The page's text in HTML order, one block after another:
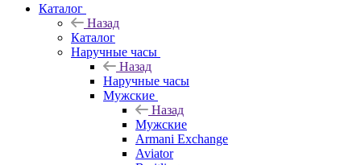
Каталог
Назад
Каталог
Наручные часы
Назад
Наручные часы
Мужские
Назад
Мужские
Armani Exchange
Aviator